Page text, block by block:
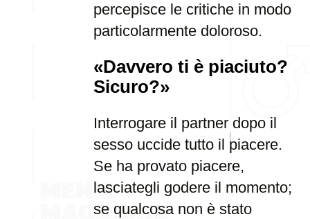
percepisce le critiche in modo
particolarmente doloroso.
«Davvero ti è piaciuto?
Sicuro?»
Interrogare il partner dopo il
sesso uccide tutto il piacere.
Se ha provato piacere,
lasciategli godere il momento;
se qualcosa non è stato